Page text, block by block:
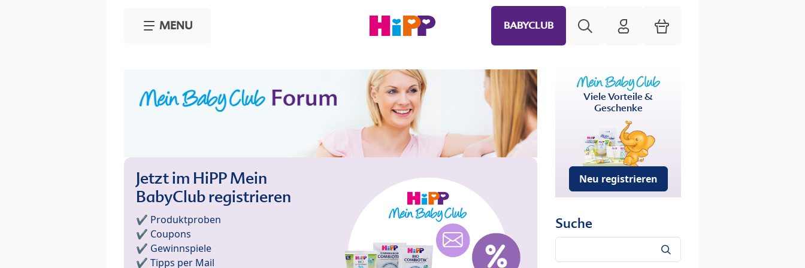
MENU BABYCLUB HiPP Mein Babyclub
Warenkorb
Jetzt im HiPP Mein
BabyClub registrieren
✔️ Produktproben
✔️ Coupons
✔️ Gewinnspiele
✔️ Tipps per Mail
Viele Vorteile &
Geschenke
Neu registrieren
Suche